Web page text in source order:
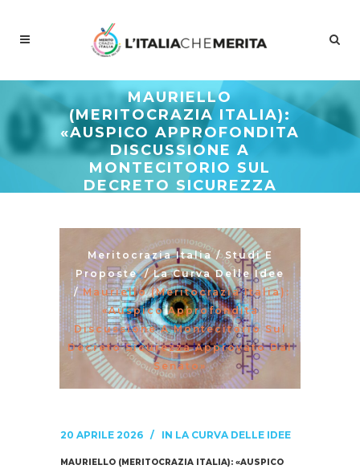
MAURIELLO
(MERITOCRAZIA ITALIA):
«AUSPICO APPROFONDITA
DISCUSSIONE A
MONTECITORIO SUL
DECRETO SICUREZZA
Meritocrazia Italia/Studi E
Proposte /La Curva Delle Idee
/Mauriello (Meritocrazia Italia):
«Auspico Approfondita
Discussione A Montecitorio Sul
Decreto Sicurezza Approvato Dal
Senato»
20 APRILE 2026 IN LA CURVA DELLE IDEE
MAURIELLO (MERITOCRAZIA ITALIA): «AUSPICO